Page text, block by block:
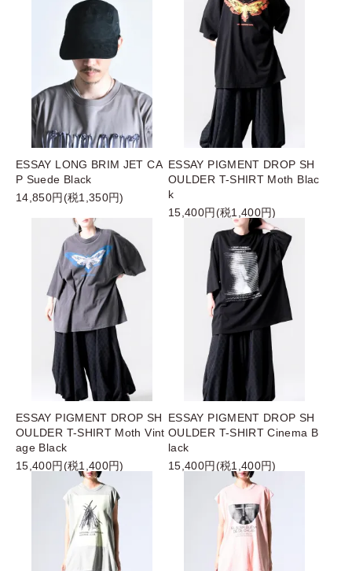
ESSAY LONG BRIM JET CA
P Suede Black
14,850円(税1,350円)
ESSAY PIGMENT DROP SH
OULDER T-SHIRT Moth Blac
k
15,400円(税1,400円)
ESSAY PIGMENT DROP SH
OULDER T-SHIRT Moth Vint
age Black
15,400円(税1,400円)
ESSAY PIGMENT DROP SH
OULDER T-SHIRT Cinema B
lack
15,400円(税1,400円)